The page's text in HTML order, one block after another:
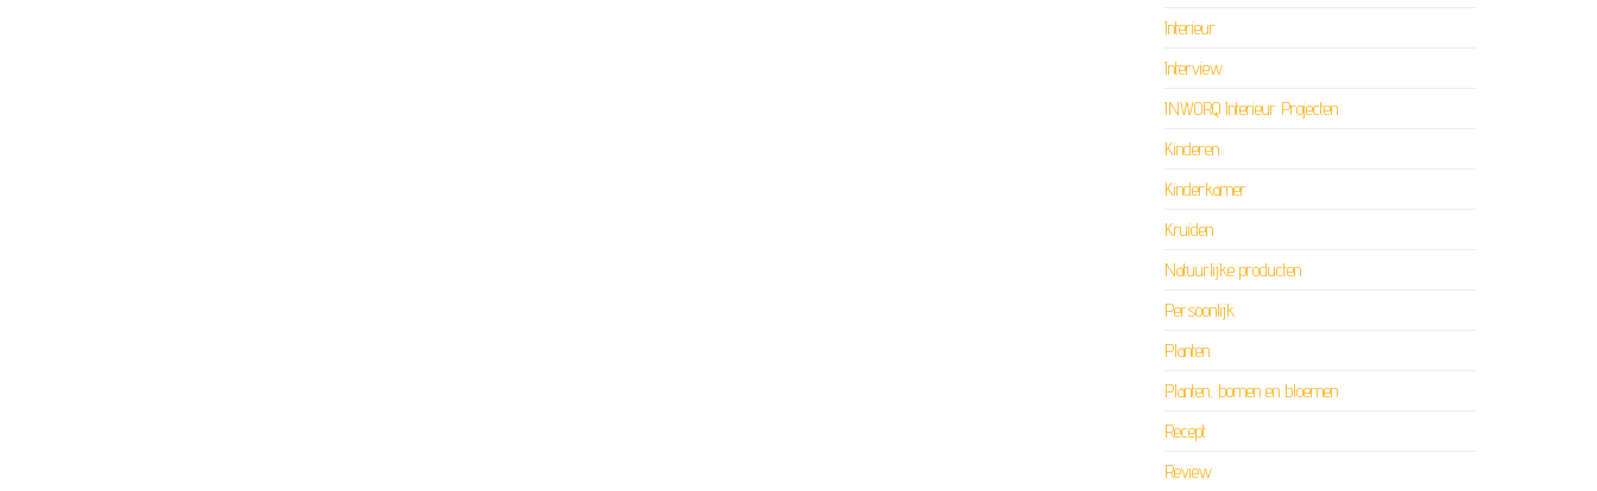
Interieur
Interview
INWORQ Interieur Projecten
Kinderen
Kinderkamer
Kruiden
Natuurlijke producten
Persoonlijk
Planten
Planten, bomen en bloemen
Recept
Review